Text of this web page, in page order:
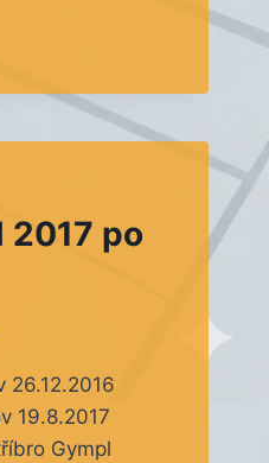
2017 po
26.12.2016
19.8.2017
Gympl